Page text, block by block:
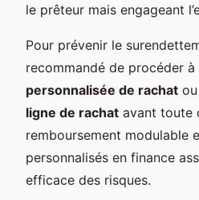
le prêteur mais engageant
Pour prévenir le
recommandé de procéder à
personnalisée de rachat
ligne de rachat avant toute
remboursement modulable
personnalisés en finance
efficace des risques.